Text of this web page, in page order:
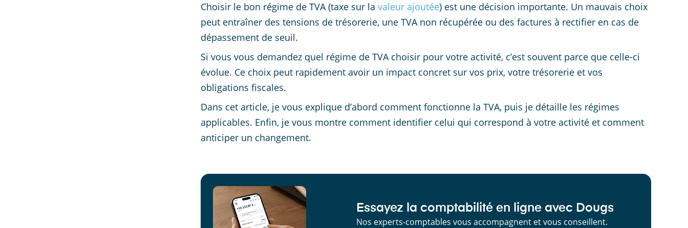
Choisir le bon régime de TVA (taxe sur la valeur ajoutée) est une décision importante. Un mauvais choix
peut entraîner des tensions de trésorerie, une TVA non récupérée ou des factures à rectifier en cas de
dépassement de seuil.
Si vous vous demandez quel régime de TVA choisir pour votre activité, c’est souvent parce que celle-ci
évolue. Ce choix peut rapidement avoir un impact concret sur vos prix, votre trésorerie et vos
obligations fiscales.
Dans cet article, je vous explique d’abord comment fonctionne la TVA, puis je détaille les régimes
applicables. Enfin, je vous montre comment identifier celui qui correspond à votre activité et comment
anticiper un changement.
Essayez la comptabilité en ligne avec Dougs
Nos experts-comptables vous accompagnent et vous conseillent.